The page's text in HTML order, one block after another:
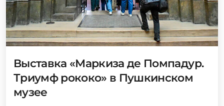
Выставка «Маркиза де Помпадур.
Триумф рококо» в Пушкинском
музее